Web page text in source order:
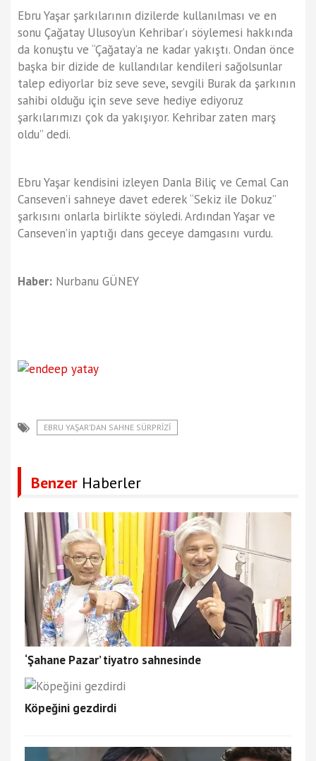
Ebru Yaşar şarkılarının dizilerde kullanılması ve en
sonu Çağatay Ulusoy’un Kehribar’ı söylemesi hakkında
da konuştu ve “Çağatay’a ne kadar yakıştı. Ondan önce
başka bir dizide de kullandılar kendileri sağolsunlar
talep ediyorlar biz seve seve, sevgili Burak da şarkının
sahibi olduğu için seve seve hediye ediyoruz
şarkılarımızı çok da yakışıyor. Kehribar zaten marş
oldu” dedi.
Ebru Yaşar kendisini izleyen Danla Biliç ve Cemal Can
Canseven’i sahneye davet ederek “Sekiz ile Dokuz”
şarkısını onlarla birlikte söyledi. Ardından Yaşar ve
Canseven’in yaptığı dans geceye damgasını vurdu.
Haber: Nurbanu GÜNEY
EBRU YAŞAR’DAN SAHNE SÜRPRİZİ
Benzer Haberler
‘Şahane Pazar’ tiyatro sahnesinde
Köpeğini gezdirdi